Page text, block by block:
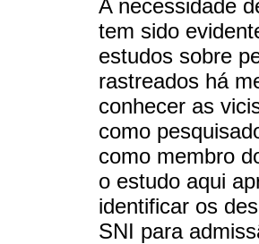
A necessidade
tem sido
estudos sobre
rastreados há
conhecer as
como
como membro
o estudo aqui
identificar os
SNI para